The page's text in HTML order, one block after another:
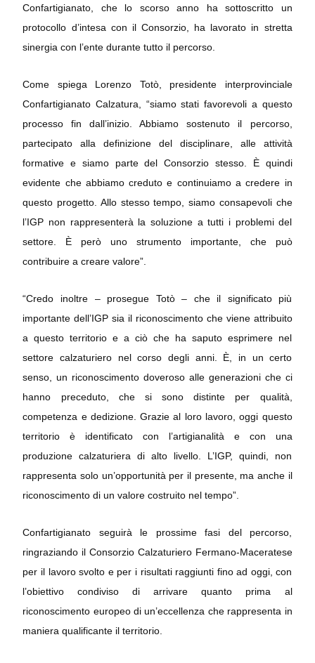
Confartigianato, che lo scorso anno ha sottoscritto un
protocollo d’intesa con il Consorzio, ha lavorato in stretta
sinergia con l’ente durante tutto il percorso.
Come spiega Lorenzo Totò, presidente interprovinciale
Confartigianato Calzatura, “siamo stati favorevoli a questo
processo fin dall’inizio. Abbiamo sostenuto il percorso,
partecipato alla definizione del disciplinare, alle attività
formative e siamo parte del Consorzio stesso. È quindi
evidente che abbiamo creduto e continuiamo a credere in
questo progetto. Allo stesso tempo, siamo consapevoli che
l’IGP non rappresenterà la soluzione a tutti i problemi del
settore. È però uno strumento importante, che può
contribuire a creare valore”.
“Credo inoltre – prosegue Totò – che il significato più
importante dell’IGP sia il riconoscimento che viene attribuito
a questo territorio e a ciò che ha saputo esprimere nel
settore calzaturiero nel corso degli anni. È, in un certo
senso, un riconoscimento doveroso alle generazioni che ci
hanno preceduto, che si sono distinte per qualità,
competenza e dedizione. Grazie al loro lavoro, oggi questo
territorio è identificato con l’artigianalità e con una
produzione calzaturiera di alto livello. L’IGP, quindi, non
rappresenta solo un’opportunità per il presente, ma anche il
riconoscimento di un valore costruito nel tempo”.
Confartigianato seguirà le prossime fasi del percorso,
ringraziando il Consorzio Calzaturiero Fermano-Maceratese
per il lavoro svolto e per i risultati raggiunti fino ad oggi, con
l’obiettivo condiviso di arrivare quanto prima al
riconoscimento europeo di un’eccellenza che rappresenta in
maniera qualificante il territorio.